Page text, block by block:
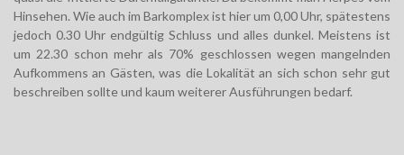
Hinsehen. Wie auch im Barkomplex ist hier um 0,00 Uhr, spätestens
jedoch 0.30 Uhr endgültig Schluss und alles dunkel. Meistens ist
um 22.30 schon mehr als 70% geschlossen wegen mangelnden
Aufkommens an Gästen, was die Lokalität an sich schon sehr gut
beschreiben sollte und kaum weiterer Ausführungen bedarf.